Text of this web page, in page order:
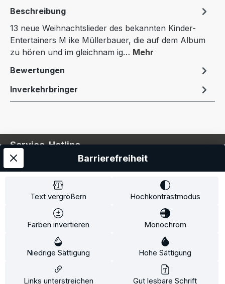
Beschreibung
13 neue Weihnachtslieder des bekannten Kinder-
Entertainers M ike Müllerbauer, die auf dem Album
zu hören und im gleichnam ig… Mehr
Bewertungen
Inverkehrbringer
Service-Hotline
Service
Information
* Alle Preise inkl. gesetzl. Mehrwertsteuer zzgl.
und ggf. Nachnahmegebühren, wenn
Text vergrößern Hochkontrastmodus
Farben invertieren Monochrom
Niedrige Sättigung Hohe Sättigung
Links unterstreichen Gut lesbare Schrift
Barrierefreiheit